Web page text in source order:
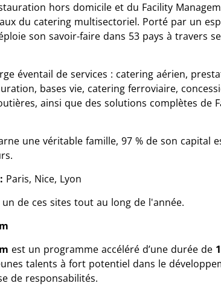
hors domicile et du Facility
du catering multisectoriel. Porté par un
son savoir-faire dans 53 pays à travers
éventail de services : catering aérien,
bases vie, catering ferroviaire,
ainsi que des solutions complètes de
une véritable famille, 97 % de son capital
Paris, Nice, Lyon
de ces sites tout au long de l'année.
est un programme accéléré d’une durée de
talents à fort potentiel dans le
de responsabilités.